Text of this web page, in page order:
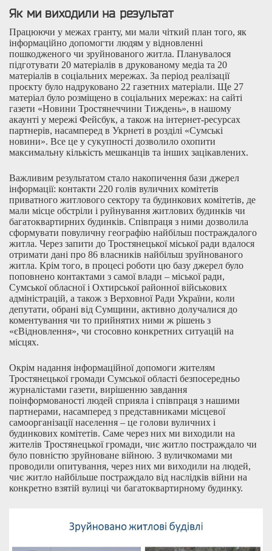
Як ми виходили на результат
Працюючи у межах гранту, ми мали чіткий план того, як
інформаційно допомогти людям у відновленні
пошкодженого чи зруйнованого житла. Планувалося
підготувати 20 матеріалів в друкованому медіа та 20
матеріалів в соціальних мережах. За період реалізації
проєкту було надруковано 22 газетних матеріали. Ще 27
матеріал було розміщено в соціальних мережах: на сайті
газети «Новини Тростянеччини Тиждень», в нашому
акаунті у мережі Фейсбук, а також на інтернет-ресурсах
партнерів, насамперед в Укрнеті в розділі «Сумські
новини». Все це у сукупності дозволило охопити
максимальну кількість мешканців та інших зацікавлених.
Важливим результатом стало накопичення бази джерел
інформації: контакти 220 голів вуличних комітетів
приватного житлового сектору та будинкових комітетів, де
мали місце обстріли і руйнування житлових будинків чи
багатоквартирних будинків. Співпраця з ними дозволила
сформувати повуличну географію найбільш постраждалого
житла. Через запити до Тростянецької міської ради вдалося
отримати дані про 86 власників найбільш зруйнованого
житла. Крім того, в процесі роботи цю базу джерел було
поповнено контактами з самої влади – міської ради,
Сумської обласної і Охтирської районної військових
адміністрацій, а також з Верховної Ради України, коли
депутати, обрані від Сумщини, активно долучалися до
коментування чи то прийнятих ними ж рішень з
«єВідновлення», чи стосовно конкретних ситуацій на
місцях.
Окрім надання інформаційної допомоги жителям
Тростянецької громади Сумської області безпосередньо
журналістами газети, вирішенню завдання
поінформованості людей сприяла і співпраця з нашими
партнерами, насамперед з представниками місцевої
самоорганізації населення – це голови вуличних і
будинкових комітетів. Саме через них ми виходили на
жителів Тростянецької громади, чиє житло постраждало чи
було повністю зруйноване війною. З вуличкомами ми
проводили опитування, через них ми виходили на людей,
чиє житло найбільше постраждало від наслідків війни на
конкретно взятій вулиці чи багатоквартирному будинку.